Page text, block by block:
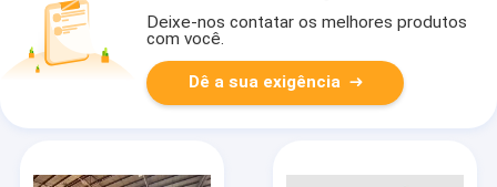
Deixe-nos contatar os melhores produtos
com você.
Dê a sua exigência